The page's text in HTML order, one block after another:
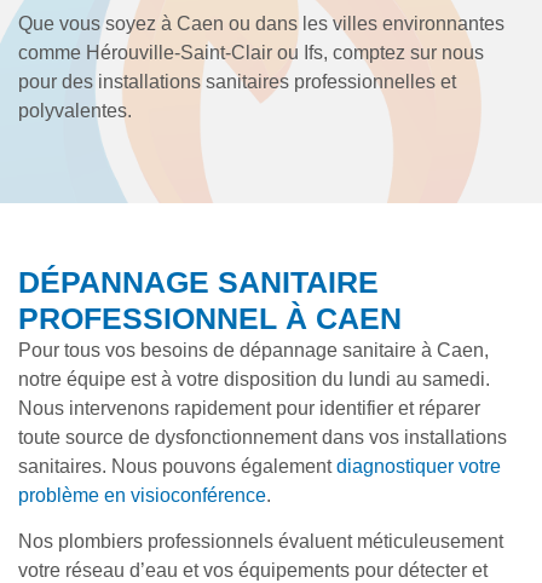
Que vous soyez à Caen ou dans les villes environnantes
comme Hérouville-Saint-Clair ou Ifs, comptez sur nous
pour des installations sanitaires professionnelles et
polyvalentes.
DÉPANNAGE SANITAIRE
PROFESSIONNEL À CAEN
Pour tous vos besoins de dépannage sanitaire à Caen,
notre équipe est à votre disposition du lundi au samedi.
Nous intervenons rapidement pour identifier et réparer
toute source de dysfonctionnement dans vos installations
sanitaires. Nous pouvons égalementdiagnostiquer votre
problème en visioconférence.
Nos plombiers professionnels évaluent méticuleusement
votre réseau d’eau et vos équipements pour détecter et